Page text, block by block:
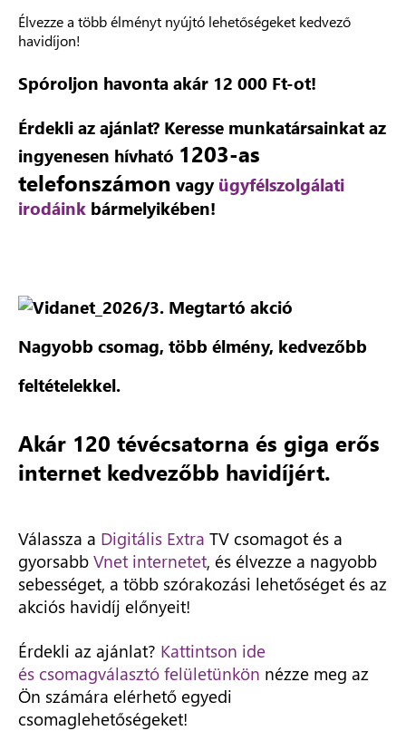
Élvezze a több élményt nyújtó lehetőségeket kedvező
havidíjon!
Spóroljon havonta akár 12 000 Ft-ot!
Érdekli az ajánlat? Keresse munkatársainkat az
ingyenesen hívható 1203-as
telefonszámon vagy ügyfélszolgálati
irodáink bármelyikében!
Nagyobb csomag, több élmény, kedvezőbb
feltételekkel.
Akár 120 tévécsatorna és giga erős
internet kedvezőbb havidíjért.
Válassza a Digitális Extra TV csomagot és a
gyorsabb Vnet internetet, és élvezze a nagyobb
sebességet, a több szórakozási lehetőséget és az
akciós havidíj előnyeit!
Érdekli az ajánlat? Kattintson ide
és csomagválasztó felületünkön nézze meg az
Ön számára elérhető egyedi
csomaglehetőségeket!